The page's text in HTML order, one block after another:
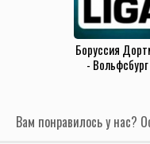
Боруссия
-
Вам понравилось у нас?